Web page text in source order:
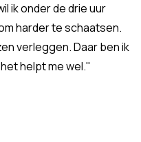
ik onder de drie uur
harder te schaatsen.
verleggen. Daar ben ik
helpt me wel."